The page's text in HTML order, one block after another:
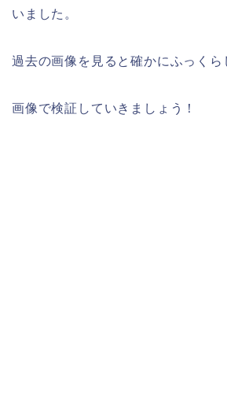
いました。
過去の画像を見ると確かにふっくら
画像で検証していきましょう！